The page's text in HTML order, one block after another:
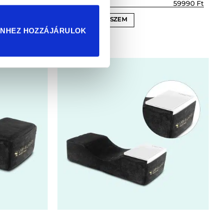
HOZZÁJÁRULOK
13290Ft
59990 Ft
KOSÁRBA TESZEM